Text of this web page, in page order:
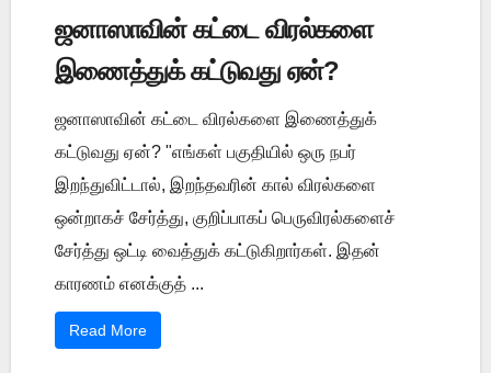
ஜனாஸாவின் கட்டை விரல்களை
இணைத்துக் கட்டுவது ஏன்?
ஜனாஸாவின் கட்டை விரல்களை இணைத்துக்
கட்டுவது ஏன்? "எங்கள் பகுதியில் ஒரு நபர்
இறந்துவிட்டால், இறந்தவரின் கால் விரல்களை
ஒன்றாகச் சேர்த்து, குறிப்பாகப் பெருவிரல்களைச்
சேர்த்து ஒட்டி வைத்துக் கட்டுகிறார்கள். இதன்
காரணம் எனக்குத் ...
Read More